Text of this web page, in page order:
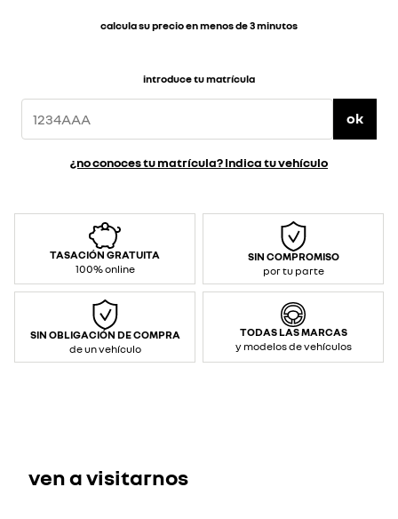
calcula su precio en menos de 3 minutos
introduce tu matrícula
ok
¿no conoces tu matrícula? Indica tu vehículo
TASACIÓN GRATUITA
100% online
SIN COMPROMISO
por tu parte
SIN OBLIGACIÓN DE COMPRA
de un vehículo
TODAS LAS MARCAS
y modelos de vehículos
ven a visitarnos